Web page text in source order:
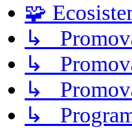
🧩
↳
↳
↳
↳